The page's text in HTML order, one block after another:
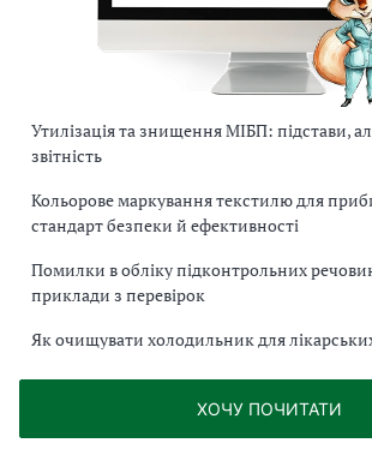
Утилізація та знищення МІБП: підстави,
звітність
Кольорове маркування текстилю для
стандарт безпеки й ефективності
Помилки в обліку підконтрольних
приклади з перевірок
Як очищувати холодильник для
ХОЧУ ПОЧИТАТИ